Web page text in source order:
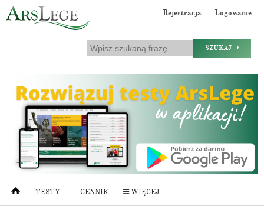
Rejestracja Logowanie
SZUKAJ
TESTY CENNIK WIĘCEJ